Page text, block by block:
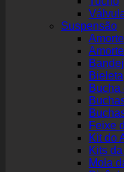
Suspensão
Bieleta
Bucha
Feixe
Kit do
Kits
Mola